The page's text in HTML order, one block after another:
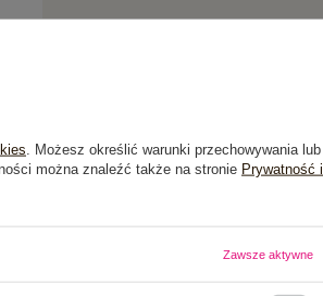
. Możesz określić warunki przechowywania lub
można znaleźć także na stronie Prywatność i
Zawsze aktywne